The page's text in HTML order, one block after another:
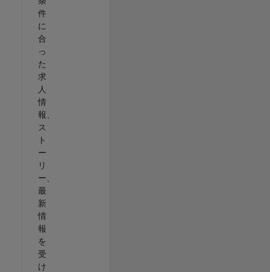
件
に
合
っ
た
求
人
情
報、
ス
ト
ー
リ
ー、
最
新
情
報
を
受
け